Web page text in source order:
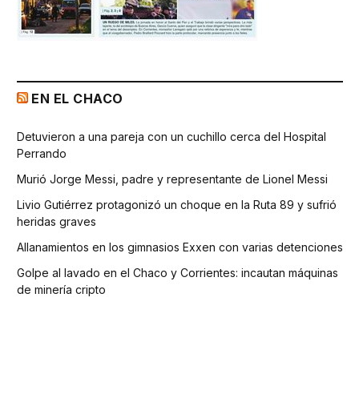
EN EL CHACO
Detuvieron a una pareja con un cuchillo cerca del Hospital
Perrando
Murió Jorge Messi, padre y representante de Lionel Messi
Livio Gutiérrez protagonizó un choque en la Ruta 89 y sufrió
heridas graves
Allanamientos en los gimnasios Exxen con varias detenciones
Golpe al lavado en el Chaco y Corrientes: incautan máquinas
de minería cripto